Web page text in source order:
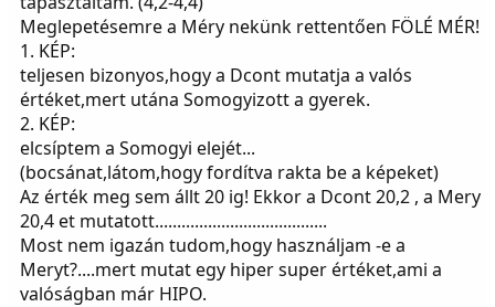
Meglepetésemre a Méry nekünk rettentően FÖLÉ MÉR!
1. KÉP:
teljesen bizonyos,hogy a Dcont mutatja a valós
értéket,mert utána Somogyizott a gyerek.
2. KÉP:
elcsíptem a Somogyi elejét...
(bocsánat,látom,hogy fordítva rakta be a képeket)
Az érték meg sem állt 20 ig! Ekkor a Dcont 20,2 , a Mery
20,4 et mutatott.......................................
Most nem igazán tudom,hogy használjam -e a
Meryt?....mert mutat egy hiper super értéket,ami a
valóságban már HIPO.